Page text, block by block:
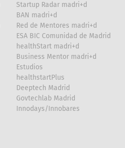
Startup Radar madri+d
BAN madri+d
Red de Mentores madri+d
ESA BIC Comunidad de Madrid
healthStart madri+d
Business Mentor madri+d
Estudios
healthstartPlus
Deeptech Madrid
Govtechlab Madrid
Innodays/Innobares